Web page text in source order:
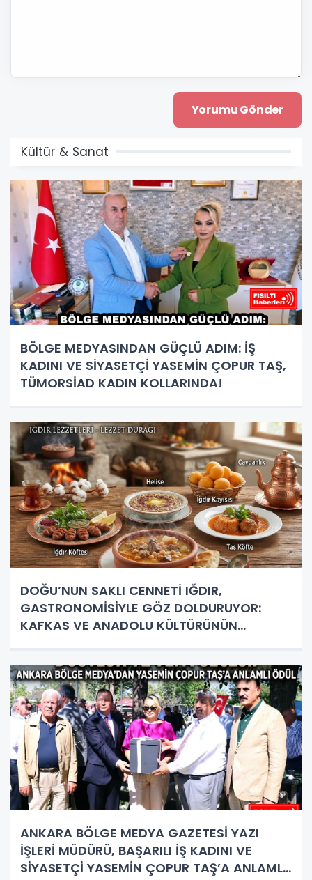
Kültür & Sanat
BÖLGE MEDYASINDAN GÜÇLÜ ADIM: İŞ
KADINI VE SİYASETÇİ YASEMİN ÇOPUR TAŞ,
TÜMORSİAD KADIN KOLLARINDA!
DOĞU’NUN SAKLI CENNETİ IĞDIR,
GASTRONOMİSİYLE GÖZ DOLDURUYOR:
KAFKAS VE ANADOLU KÜLTÜRÜNÜN
ANKARA BÖLGE MEDYA GAZETESİ YAZI
İŞLERİ MÜDÜRÜ, BAŞARILI İŞ KADINI VE
SİYASETÇİ YASEMİN ÇOPUR TAŞ’A ANLAMLI